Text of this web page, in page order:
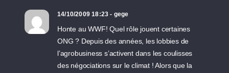
14/10/2009 18:23 - gege
Honte au WWF! Quel rôle jouent certaines
ONG ? Depuis des années, les lobbies de
l’agrobusiness s’activent dans les coulisses
des négociations sur le climat ! Alors que la